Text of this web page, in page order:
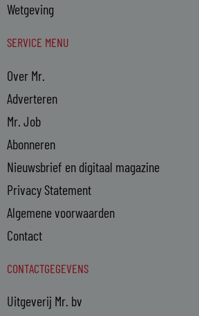
Wetgeving
SERVICE MENU
Over Mr.
Adverteren
Mr. Job
Abonneren
Nieuwsbrief en digitaal magazine
Privacy Statement
Algemene voorwaarden
Contact
CONTACTGEGEVENS
Uitgeverij Mr. bv